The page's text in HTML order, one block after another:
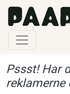
Gå til hovedindhold
Pssst! Har
reklamerne